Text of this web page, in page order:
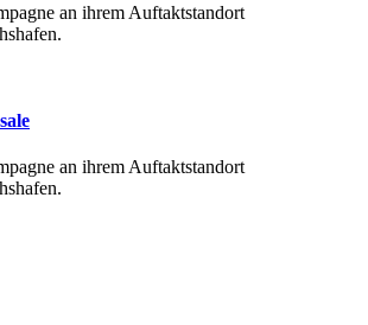
an ihrem Auftaktstandort
an ihrem Auftaktstandort